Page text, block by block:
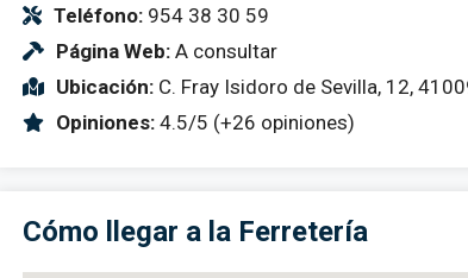
Teléfono:954 38 30 59
Página Web:A consultar
Ubicación:C. Fray Isidoro de Sevilla, 12,
Opiniones:4.5/5 (+26 opiniones)
Cómo llegar a la Ferretería